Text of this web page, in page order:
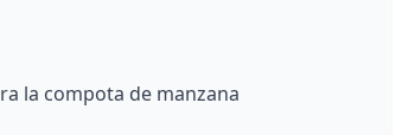
la compota de manzana